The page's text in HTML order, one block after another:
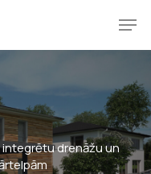
drenāžu un